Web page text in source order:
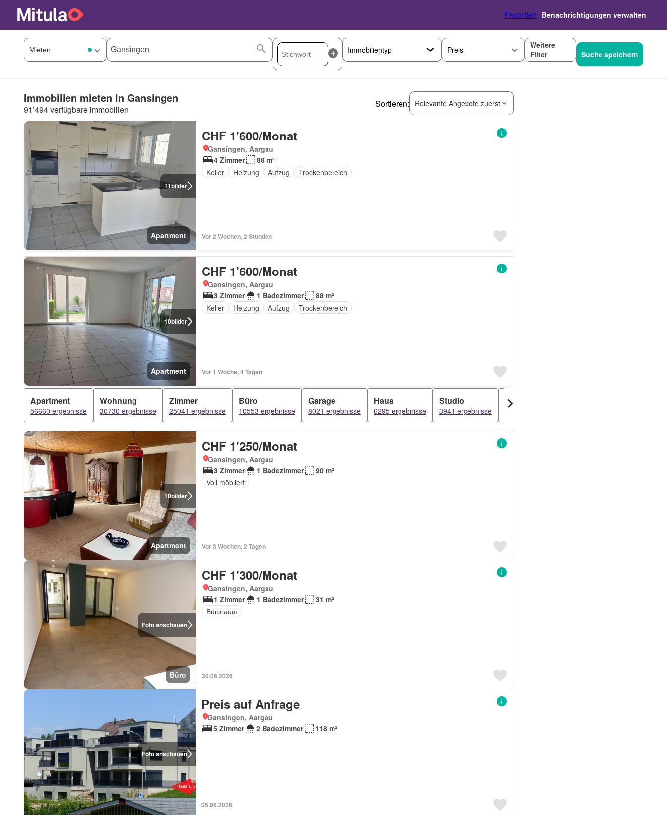
Favoriten Benachrichtigungen verwalten
Preis
Weitere
Filter
Suche speichern
Immobilien mieten in Gansingen
91’494 verfügbare immobilien
Sortieren: Relevante Angebote zuerst
11bilder
Apartment
CHF 1'600/Monat
Gansingen, Aargau
4 Zimmer
88 m²
Keller
Heizung Aufzug Trockenbereich
Vor 2 Wochen, 2 Stunden
10bilder
Apartment
CHF 1'600/Monat
Gansingen, Aargau
3 Zimmer
1 Badezimmer
88 m²
Keller
Heizung Aufzug Trockenbereich
Vor 1 Woche, 4 Tagen
Apartment
56660 ergebnisse
Wohnung
30730 ergebnisse
Zimmer
25041 ergebnisse
Büro
10553 ergebnisse
Garage
8021 ergebnisse
Haus
6295 ergebnisse
Studio
3941 ergebnisse
Attikawohnung
1626 ergebnisse
10bilder
Apartment
CHF 1'250/Monat
Gansingen, Aargau
3 Zimmer
1 Badezimmer
90 m²
Voll möbliert
Vor 3 Wochen, 2 Tagen
Foto anschauen
Büro
CHF 1'300/Monat
Gansingen, Aargau
1 Zimmer
1 Badezimmer
31 m²
Büroraum
30.06.2026
Foto anschauen
Preis auf Anfrage
Gansingen, Aargau
5 Zimmer
2 Badezimmer 118 m²
05.06.2026